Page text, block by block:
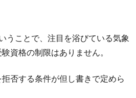
うことで、注目を浴びている気象
資格の制限はありません。
否する条件が但し書きで定めら